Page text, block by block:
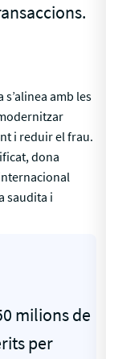
amb les
i reduir el frau.
dona
saudita i
milions de
per